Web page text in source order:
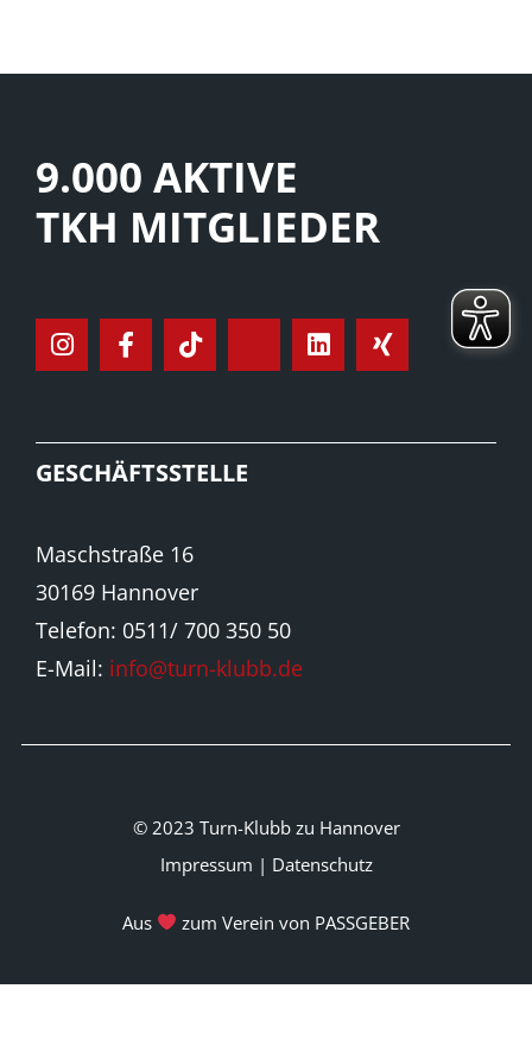
9.000 AKTIVE
TKH MITGLIEDER
GESCHÄFTSSTELLE
Maschstraße 16
30169 Hannover
Telefon: 0511/ 700 350 50
E-Mail: info@turn-klubb.de
© 2023 Turn-Klubb zu Hannover
Impressum | Datenschutz
Aus zum Verein von PASSGEBER